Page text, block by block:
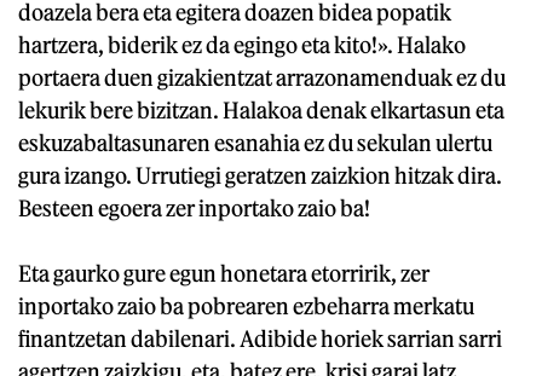
doazela bera eta egitera doazen bidea popatik
hartzera, biderik ez da egingo eta kito!». Halako
portaera duen gizakientzat arrazonamenduak ez du
lekurik bere bizitzan. Halakoa denak elkartasun eta
eskuzabaltasunaren esanahia ez du sekulan ulertu
gura izango. Urrutiegi geratzen zaizkion hitzak dira.
Besteen egoera zer inportako zaio ba!
Eta gaurko gure egun honetara etorririk, zer
inportako zaio ba pobrearen ezbeharra merkatu
finantzetan dabilenari. Adibide horiek sarrian sarri